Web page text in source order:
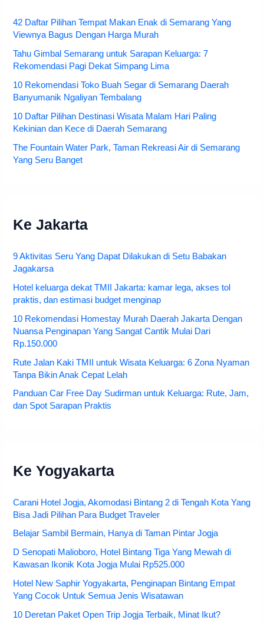
42 Daftar Pilihan Tempat Makan Enak di Semarang Yang
Viewnya Bagus Dengan Harga Murah
Tahu Gimbal Semarang untuk Sarapan Keluarga: 7
Rekomendasi Pagi Dekat Simpang Lima
10 Rekomendasi Toko Buah Segar di Semarang Daerah
Banyumanik Ngaliyan Tembalang
10 Daftar Pilihan Destinasi Wisata Malam Hari Paling
Kekinian dan Kece di Daerah Semarang
The Fountain Water Park, Taman Rekreasi Air di Semarang
Yang Seru Banget
Ke Jakarta
9 Aktivitas Seru Yang Dapat Dilakukan di Setu Babakan
Jagakarsa
Hotel keluarga dekat TMII Jakarta: kamar lega, akses tol
praktis, dan estimasi budget menginap
10 Rekomendasi Homestay Murah Daerah Jakarta Dengan
Nuansa Penginapan Yang Sangat Cantik Mulai Dari
Rp.150.000
Rute Jalan Kaki TMII untuk Wisata Keluarga: 6 Zona Nyaman
Tanpa Bikin Anak Cepat Lelah
Panduan Car Free Day Sudirman untuk Keluarga: Rute, Jam,
dan Spot Sarapan Praktis
Ke Yogyakarta
Carani Hotel Jogja, Akomodasi Bintang 2 di Tengah Kota Yang
Bisa Jadi Pilihan Para Budget Traveler
Belajar Sambil Bermain, Hanya di Taman Pintar Jogja
D Senopati Malioboro, Hotel Bintang Tiga Yang Mewah di
Kawasan Ikonik Kota Jogja Mulai Rp525.000
Hotel New Saphir Yogyakarta, Penginapan Bintang Empat
Yang Cocok Untuk Semua Jenis Wisatawan
10 Deretan Paket Open Trip Jogja Terbaik, Minat Ikut?